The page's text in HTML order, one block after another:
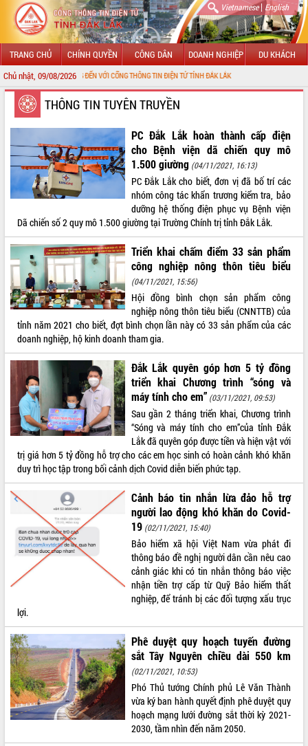
Vietnamese| English
TRANG CHỦ CHÍNH QUYỀN CÔNG DÂN DOANH NGHIỆP DU KHÁCH
Chủ nhật, 09/08/2026
CHÀO MỪNG ĐẾN VỚI CỔNG THÔNG TIN ĐIỆN TỬ TỈNH ĐẮK LẮK
GIỚI THIỆU
LÃNH ĐẠO UBND TỈNH
TIN TỨC SỰ KIỆN
SỞ, BAN, NGÀNH
THÔNG TIN CHỈ ĐẠO ĐIỀU HÀNH
HỆ THỐNG VĂN BẢN
VĂN BẢN HĐND TỈNH
ĐIỂM TIN VĂN BẢN
QUY HOẠCH - KẾ HOẠCH
VIDEO
Không có file video nào để phát.
ALBUM ẢNH
THÔNG TIN TUYÊN TRUYỀN
PC Đắk Lắk hoàn thành cấp điện
cho Bệnh viện dã chiến quy mô
1.500 giường (04/11/2021, 16:13)
PC Đắk Lắk cho biết, đơn vị đã bố trí các
nhóm công tác khẩn trương kiểm tra, bảo
dưỡng hệ thống điện phục vụ Bệnh viện
Dã chiến số 2 quy mô 1.500 giường tại Trường Chính trị tỉnh Đắk Lắk.
Triển khai chấm điểm 33 sản phẩm
công nghiệp nông thôn tiêu biểu
(04/11/2021, 15:56)
Hội đồng bình chọn sản phẩm công
nghiệp nông thôn tiêu biểu (CNNTTB) của
tỉnh năm 2021 cho biết, đợt bình chọn lần này có 33 sản phẩm của các
doanh nghiệp, hộ kinh doanh tham gia.
Đắk Lắk quyên góp hơn 5 tỷ đồng
triển khai Chương trình “sóng và
máy tính cho em” (03/11/2021, 09:53)
Sau gần 2 tháng triển khai, Chương trình
“Sóng và máy tính cho em”của tỉnh Đắk
Lắk đã quyên góp được tiền và hiện vật với
trị giá hơn 5 tỷ đồng hỗ trợ cho các em học sinh có hoàn cảnh khó khăn
duy trì học tập trong bối cảnh dịch Covid diễn biến phức tạp.
Cảnh báo tin nhắn lừa đảo hỗ trợ
người lao động khó khăn do Covid-
19 (02/11/2021, 15:40)
Bảo hiểm xã hội Việt Nam vừa phát đi
thông báo đề nghị người dân cần nêu cao
cảnh giác khi có tin nhắn thông báo việc
nhận tiền trợ cấp từ Quỹ Bảo hiểm thất
nghiệp, để tránh bị các đối tượng xấu trục
lợi.
Phê duyệt quy hoạch tuyến đường
sắt Tây Nguyên chiều dài 550 km
(02/11/2021, 10:53)
Phó Thủ tướng Chính phủ Lê Văn Thành
vừa ký ban hành quyết định phê duyệt quy
hoạch mạng lưới đường sắt thời kỳ 2021-
2030, tầm nhìn đến năm 2050.